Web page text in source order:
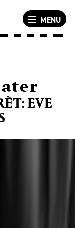
MENU
EVE